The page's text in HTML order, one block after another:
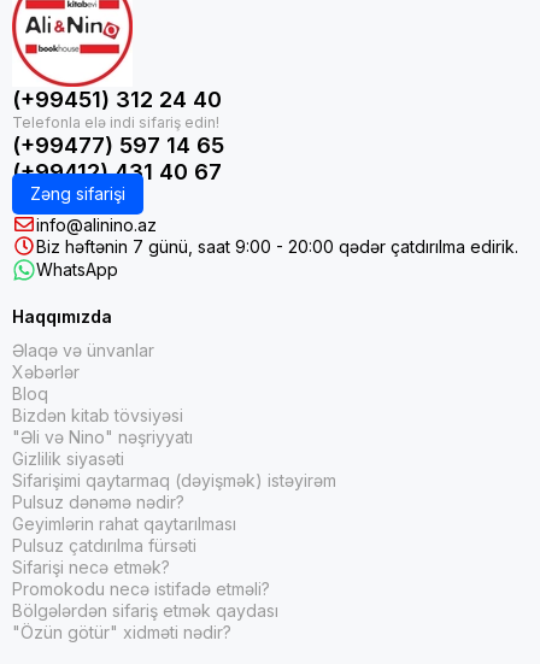
(+99451) 312 24 40
(+99477) 597 14 65
(+99412) 431 40 67
Zəng sifarişi
info@alinino.az
Biz həftənin 7 günü, saat 9:00 - 20:00 qədər çatdırılma edirik.
WhatsApp
Haqqımızda
Əlaqə və ünvanlar
Xəbərlər
Bloq
Bizdən kitab tövsiyəsi
"Əli və Nino" nəşriyyatı
Gizlilik siyasəti
Sifarişimi qaytarmaq (dəyişmək) istəyirəm
Pulsuz dənəmə nədir?
Geyimlərin rahat qaytarılması
Pulsuz çatdırılma fürsəti
Sifarişi necə etmək?
Promokodu necə istifadə etməli?
Bölgələrdən sifariş etmək qaydası
"Özün götür" xidməti nədir?